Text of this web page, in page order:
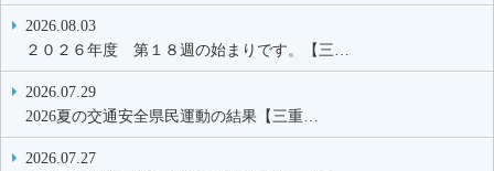
2026.08.03
２０２６年度 第１８週の始まりです。【三…
2026.07.29
2026夏の交通安全県民運動の結果【三重…
2026.07.27